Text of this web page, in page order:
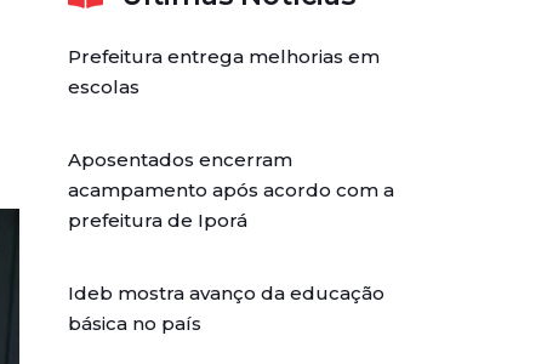
Prefeitura entrega melhorias em
escolas
Aposentados encerram
acampamento após acordo com a
prefeitura de Iporá
Ideb mostra avanço da educação
básica no país